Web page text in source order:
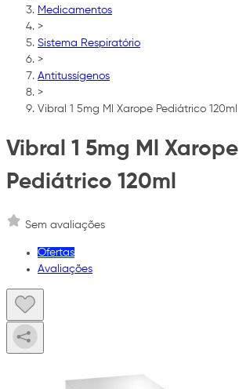
Medicamentos
>
Sistema Respiratório
>
Antitussígenos
>
Vibral 1 5mg Ml Xarope Pediátrico 120ml
Vibral 1 5mg Ml Xarope
Pediátrico 120ml
Sem avaliações
Ofertas
Avaliações